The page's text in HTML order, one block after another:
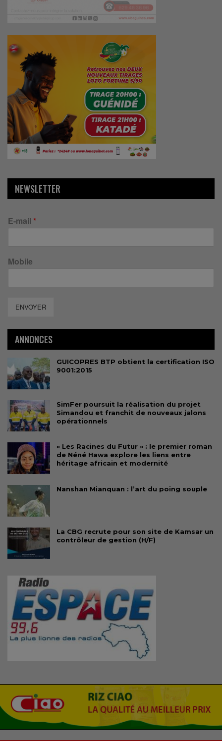
NEWSLETTER
E-mail *
Mobile
ENVOYER
ANNONCES
GUICOPRES BTP obtient la certification ISO
9001:2015
SimFer poursuit la réalisation du projet
Simandou et franchit de nouveaux jalons
opérationnels
« Les Racines du Futur » : le premier roman
de Néné Hawa explore les liens entre
héritage africain et modernité
Nanshan Mianquan : l’art du poing souple
La CBG recrute pour son site de Kamsar un
contrôleur de gestion (H/F)